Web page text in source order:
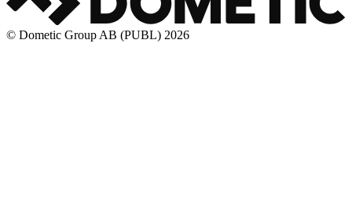
© Dometic Group AB (PUBL) 2026